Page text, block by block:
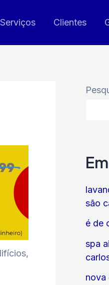
Serviços Clientes
são
é de
spa
nova